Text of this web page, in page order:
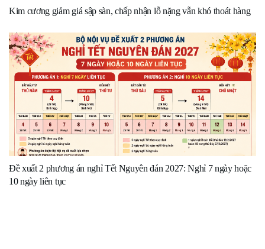
Kim cương giảm giá sập sàn, chấp nhận lỗ nặng vẫn khó thoát hàng
Đề xuất 2 phương án nghỉ Tết Nguyên đán 2027: Nghỉ 7 ngày hoặc
10 ngày liên tục